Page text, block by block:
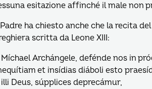
esitazione affinché il male non
ha chiesto anche che la recita
scritta da Leone XIII:
Míchael Archángele, defénde nos in
et insídias diáboli esto
Deus, súpplices deprecámur,